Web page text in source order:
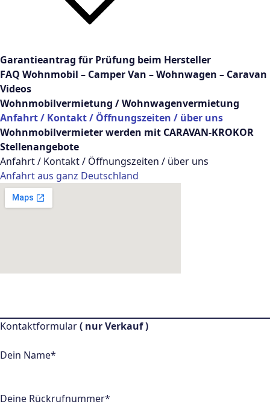
Garantieantrag für Prüfung beim Hersteller
FAQ Wohnmobil – Camper Van – Wohnwagen – Caravan
Videos
Wohnmobilvermietung / Wohnwagenvermietung
Anfahrt / Kontakt / Öffnungszeiten / über uns
Wohnmobilvermieter werden mit CARAVAN-KROKOR
Stellenangebote
Anfahrt / Kontakt / Öffnungszeiten / über uns
Anfahrt aus ganz Deutschland
Kontaktformular( nur Verkauf )
Dein Name*
Deine Rückrufnummer*